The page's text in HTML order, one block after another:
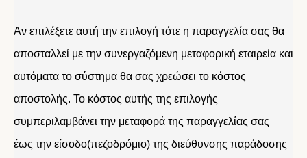
Αν επιλέξετε αυτή την επιλογή τότε η παραγγελία σας θα
αποσταλλεί με την συνεργαζόμενη μεταφορική εταιρεία και
αυτόματα το σύστημα θα σας χρεώσει το κόστος
αποστολής. Το κόστος αυτής της επιλογής
συμπεριλαμβάνει την μεταφορά της παραγγελίας σας
έως την είσοδο(πεζοδρόμιο) της διεύθυνσης παράδοσης